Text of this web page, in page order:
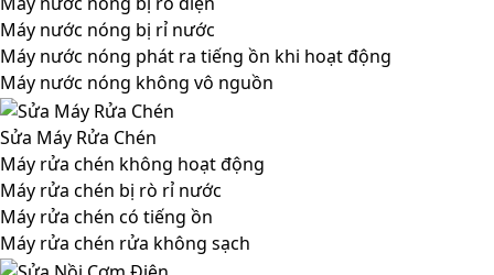
Máy nước nóng bị rỉ nước
Máy nước nóng phát ra tiếng ồn khi hoạt động
Máy nước nóng không vô nguồn
Sửa Máy Rửa Chén
Máy rửa chén không hoạt động
Máy rửa chén bị rò rỉ nước
Máy rửa chén có tiếng ồn
Máy rửa chén rửa không sạch